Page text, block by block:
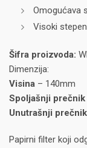
Omogućava
Visoki
Šifra proizvoda:
Dimenzija:
Visina – 140mm
Spoljašnji prečnik
Unutrašnji prečnik
Papirni filter koji